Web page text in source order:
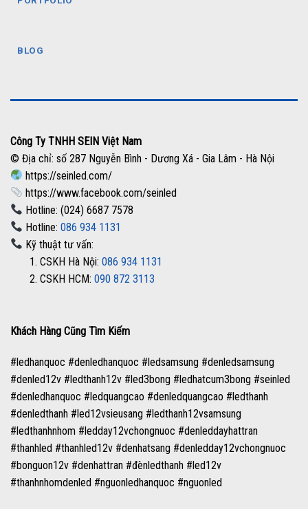
BLOG
Công Ty TNHH SEIN Việt Nam
© Địa chỉ: số 287 Nguyễn Bình - Dương Xá - Gia Lâm - Hà Nội
https://seinled.com/
https://www.facebook.com/seinled
Hotline: (024) 6687 7578
Hotline:086 934 1131
Kỹ thuật tư vấn:
1. CSKH Hà Nội: 086 934 1131
2. CSKH HCM: 090 872 3113
Khách Hàng Cũng Tìm Kiếm
#ledhanquoc #denledhanquoc #ledsamsung #denledsamsung
#denled12v #ledthanh12v #led3bong #ledhatcum3bong #seinled
#denledhanquoc #ledquangcao #denledquangcao #ledthanh
#denledthanh #led12vsieusang #ledthanh12vsamsung
#ledthanhnhom #ledday12vchongnuoc #denleddayhattran
#thanhled #thanhled12v #denhatsang #denledday12vchongnuoc
#bonguon12v #denhattran #đènledthanh #led12v
#thanhnhomdenled #nguonledhanquoc #nguonled